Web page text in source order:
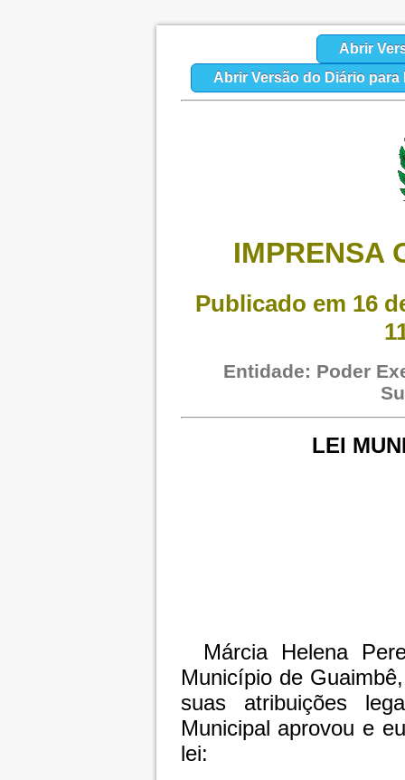
Abrir
Abrir Versão do Diário para
IMPRENSA
Publicado em 16
Entidade: Poder
LEI
Márcia Helena
Município de
suas atribuições
Municipal aprovou e
lei: